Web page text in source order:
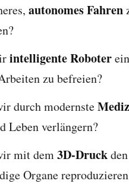
autonomes Fahren
intelligente Roboter
zu befreien?
durch modernste
Leben verlängern?
mit dem3D-Druckden
Organe